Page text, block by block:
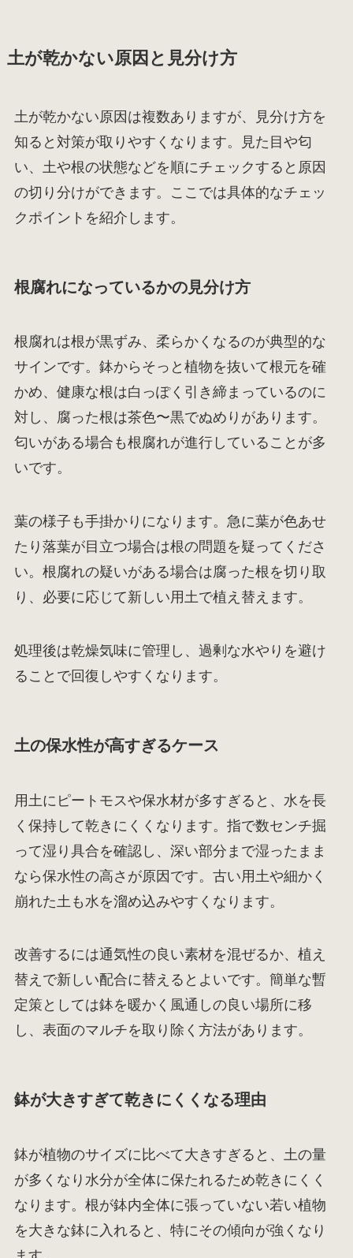
土が乾かない原因と見分け方
土が乾かない原因は複数ありますが、見分け方を
知ると対策が取りやすくなります。見た目や匂
い、土や根の状態などを順にチェックすると原因
の切り分けができます。ここでは具体的なチェッ
クポイントを紹介します。
根腐れになっているかの見分け方
根腐れは根が黒ずみ、柔らかくなるのが典型的な
サインです。鉢からそっと植物を抜いて根元を確
かめ、健康な根は白っぽく引き締まっているのに
対し、腐った根は茶色〜黒でぬめりがあります。
匂いがある場合も根腐れが進行していることが多
いです。
葉の様子も手掛かりになります。急に葉が色あせ
たり落葉が目立つ場合は根の問題を疑ってくださ
い。根腐れの疑いがある場合は腐った根を切り取
り、必要に応じて新しい用土で植え替えます。
処理後は乾燥気味に管理し、過剰な水やりを避け
ることで回復しやすくなります。
土の保水性が高すぎるケース
用土にピートモスや保水材が多すぎると、水を長
く保持して乾きにくくなります。指で数センチ掘
って湿り具合を確認し、深い部分まで湿ったまま
なら保水性の高さが原因です。古い用土や細かく
崩れた土も水を溜め込みやすくなります。
改善するには通気性の良い素材を混ぜるか、植え
替えで新しい配合に替えるとよいです。簡単な暫
定策としては鉢を暖かく風通しの良い場所に移
し、表面のマルチを取り除く方法があります。
鉢が大きすぎて乾きにくくなる理由
鉢が植物のサイズに比べて大きすぎると、土の量
が多くなり水分が全体に保たれるため乾きにくく
なります。根が鉢内全体に張っていない若い植物
を大きな鉢に入れると、特にその傾向が強くなり